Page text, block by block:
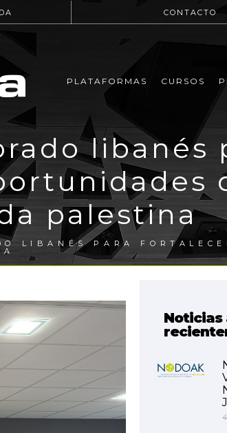
CONTACTO
PLATAFORMAS CURSOS
libanés
palestina
LIBANÉS PARA
Noticias